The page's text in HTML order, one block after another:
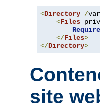
<Directory /var
<Files
Require
</Files>
</Directory>
site